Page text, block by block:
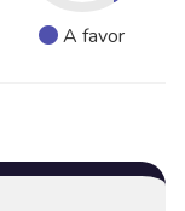
A favor